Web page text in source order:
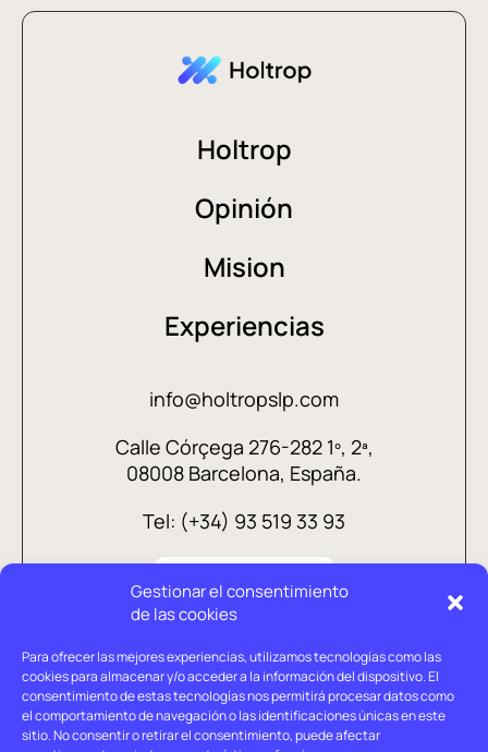
Gestionar el consentimiento
de las cookies
Para ofrecer las mejores experiencias, utilizamos tecnologías como las
cookies para almacenar y/o acceder a la información del dispositivo. El
consentimiento de estas tecnologías nos permitirá procesar datos como
el comportamiento de navegación o las identificaciones únicas en este
sitio. No consentir o retirar el consentimiento, puede afectar
Holtrop
Opinión
Mision
Experiencias
info@holtropslp.com
Calle Córçega 276-282 1º, 2ª,
08008 Barcelona, España.
Tel: (+34) 93 519 33 93